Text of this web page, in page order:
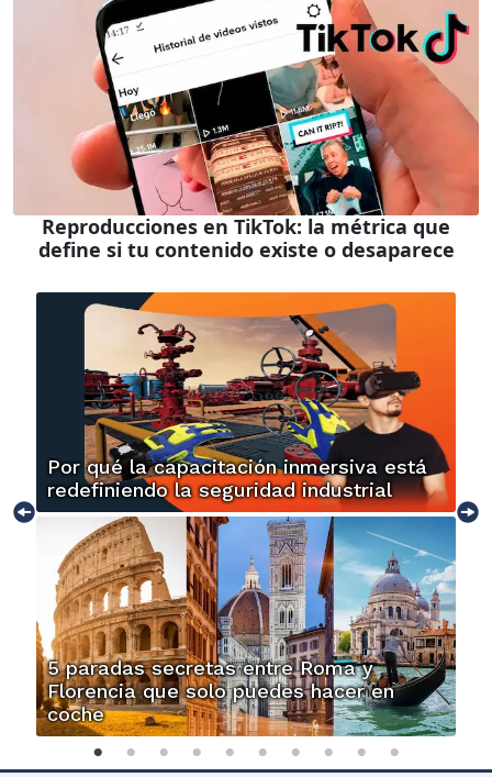
Reproducciones en TikTok: la métrica que
define si tu contenido existe o desaparece
Por qué la capacitación inmersiva está
redefiniendo la seguridad industrial
5 paradas secretas entre Roma y
Florencia que solo puedes hacer en
coche